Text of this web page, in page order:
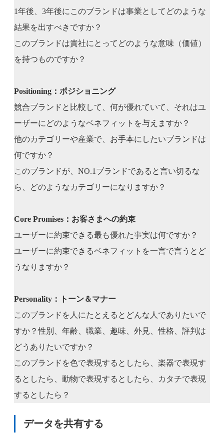
1年後、3年後にこのブランドは事業としてどのような
結果を出すべきですか？
このブランドは貴社にとってどのような意味（価値）
を持つものですか？
Positioning：ポジショニング
競合ブランドと比較して、何が優れていて、それはユ
ーザーにどのようなベネフィットを与えますか？
他のカテゴリーや産業で、お手本にしたいブランドは
何ですか？
このブランドが、NO.1ブランドであると言い切るな
ら、どのようなカテゴリーになりますか？
Core Promises：お客さまへの約束
ユーザーに約束できる最も優れた事実は何ですか？
ユーザーに約束できるベネフィットを一言で言うとど
うなりますか？
Personality：トーン＆マナー
このブランドを人にたとえるとどんな人でありたいで
すか？性別、年齢、職業、趣味、外見、性格、評判は
どうありたいですか？
このブランドを色で表現するとしたら、楽器で表現す
るとしたら、動物で表現するとしたら、カタチで表現
するとしたら？
データを共有する